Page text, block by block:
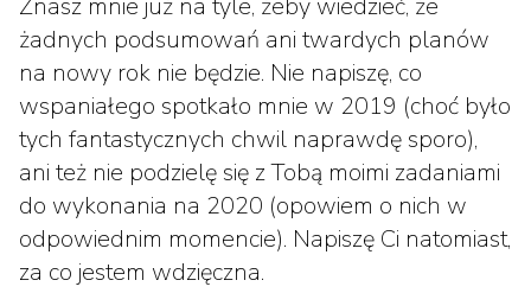
Znasz mnie już na tyle, żeby wiedzieć, że
żadnych podsumowań ani twardych planów
na nowy rok nie będzie. Nie napiszę, co
wspaniałego spotkało mnie w 2019 (choć było
tych fantastycznych chwil naprawdę sporo),
ani też nie podzielę się z Tobą moimi zadaniami
do wykonania na 2020 (opowiem o nich w
odpowiednim momencie). Napiszę Ci natomiast,
za co jestem wdzięczna.